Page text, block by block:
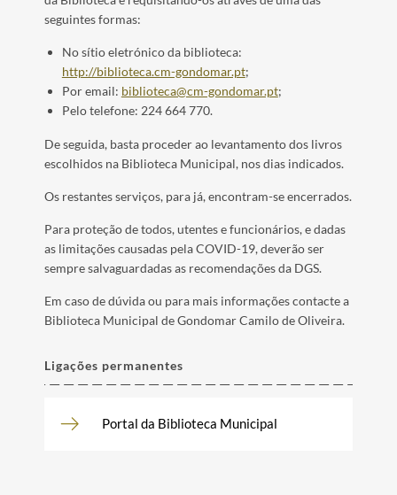
seguintes formas:
No sítio eletrónico da biblioteca:
http://biblioteca.cm-gondomar.pt;
Por email: biblioteca@cm-gondomar.pt;
Pelo telefone: 224 664 770.
De seguida, basta proceder ao levantamento dos livros
escolhidos na Biblioteca Municipal, nos dias indicados.
Os restantes serviços, para já, encontram-se encerrados.
Para proteção de todos, utentes e funcionários, e dadas
as limitações causadas pela COVID-19, deverão ser
sempre salvaguardadas as recomendações da DGS.
Em caso de dúvida ou para mais informações contacte a
Biblioteca Municipal de Gondomar Camilo de Oliveira.
Ligações permanentes
Portal da Biblioteca Municipal